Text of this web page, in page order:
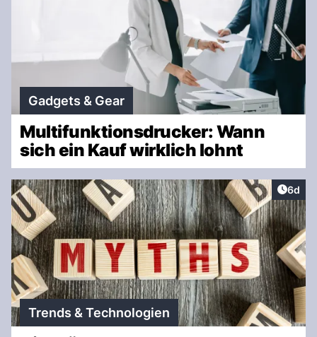
Gadgets & Gear
Multifunktionsdrucker: Wann
sich ein Kauf wirklich lohnt
6d
Trends & Technologien